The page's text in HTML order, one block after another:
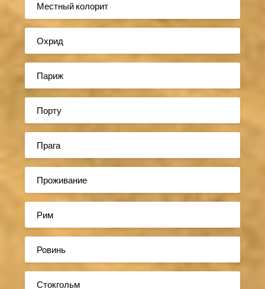
Местный колорит
Охрид
Париж
Порту
Прага
Проживание
Рим
Ровинь
Стокгольм